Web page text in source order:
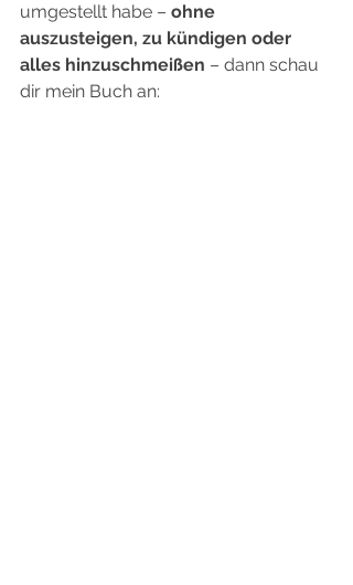
umgestellt habe – ohne
auszusteigen, zu kündigen oder
alles hinzuschmeißen – dann schau
dir mein Buch an: